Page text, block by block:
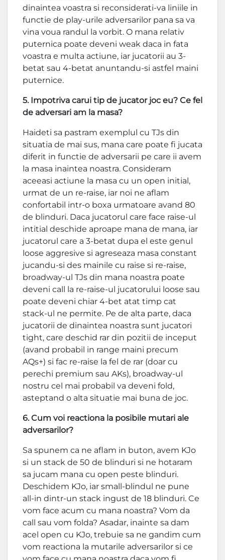
dinaintea voastra si reconsiderati-va liniile in
functie de play-urile adversarilor pana sa va
vina voua randul la vorbit. O mana relativ
puternica poate deveni weak daca in fata
voastra e multa actiune, iar jucatorii au 3-
betat sau 4-betat anuntandu-si astfel maini
puternice.
5. Impotriva carui tip de jucator joc eu? Ce fel
de adversari am la masa?
Haideti sa pastram exemplul cu TJs din
situatia de mai sus, mana care poate fi jucata
diferit in functie de adversarii pe care ii avem
la masa inaintea noastra. Consideram
aceeasi actiune la masa cu un open initial,
urmat de un re-raise, iar noi ne aflam
confortabil intr-o boxa urmatoare avand 80
de blinduri. Daca jucatorul care face raise-ul
intitial deschide aproape mana de mana, iar
jucatorul care a 3-betat dupa el este genul
loose aggresive si agreseaza masa constant
jucandu-si des mainile cu raise si re-raise,
broadway-ul TJs din mana noastra poate
deveni call la re-raise-ul jucatorului loose sau
poate deveni chiar 4-bet atat timp cat
stack-ul ne permite. Pe de alta parte, daca
jucatorii de dinaintea noastra sunt jucatori
tight, care deschid rar din pozitii de inceput
(avand probabil in range maini precum
AQs+) si fac re-raise la fel de rar (doar cu
perechi premium sau AKs), broadway-ul
nostru cel mai probabil va deveni fold,
asteptand o alta situatie mai buna de joc.
6. Cum voi reactiona la posibile mutari ale
adversarilor?
Sa spunem ca ne aflam in buton, avem KJo
si un stack de 50 de blinduri si ne hotaram
sa jucam mana cu open peste blinduri.
Deschidem KJo, iar small-blindul ne pune
all-in dintr-un stack ingust de 18 blinduri. Ce
vom face acum cu mana noastra? Vom da
call sau vom folda? Asadar, inainte sa dam
acel open cu KJo, trebuie sa ne gandim cum
vom reactiona la mutarile adversarilor si ce